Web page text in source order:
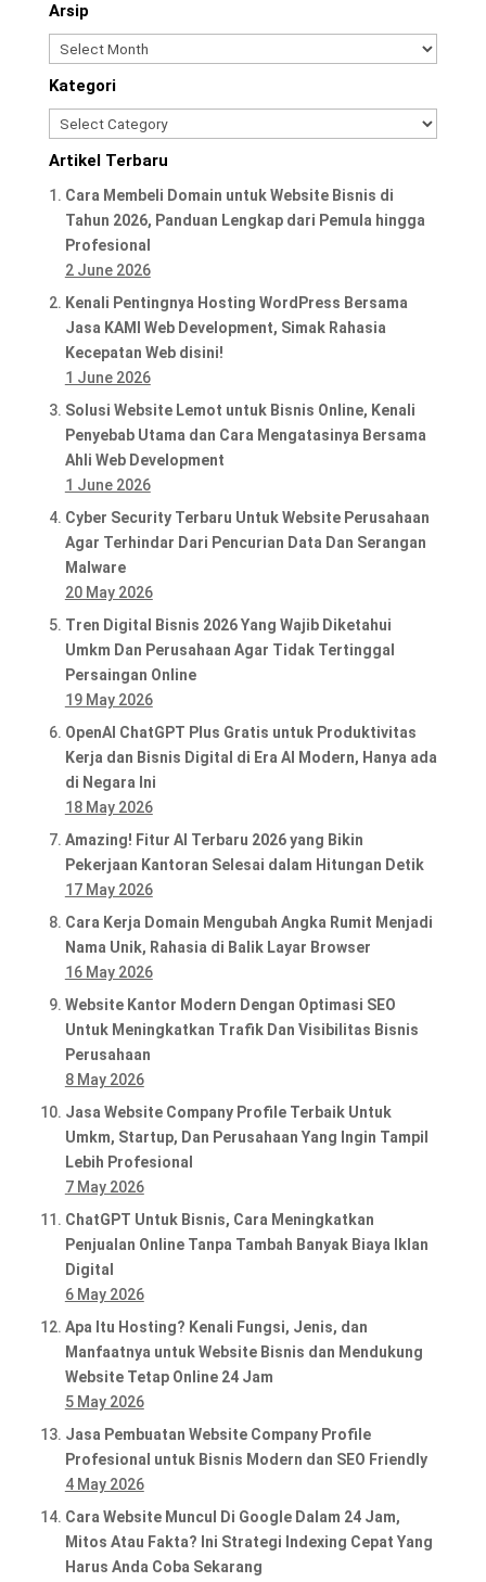
Arsip
Arsip
Kategori
Kategori
Artikel Terbaru
Cara Membeli Domain untuk Website Bisnis di
Tahun 2026, Panduan Lengkap dari Pemula hingga
Profesional
2 June 2026
Kenali Pentingnya Hosting WordPress Bersama
Jasa KAMI Web Development, Simak Rahasia
Kecepatan Web disini!
1 June 2026
Solusi Website Lemot untuk Bisnis Online, Kenali
Penyebab Utama dan Cara Mengatasinya Bersama
Ahli Web Development
1 June 2026
Cyber Security Terbaru Untuk Website Perusahaan
Agar Terhindar Dari Pencurian Data Dan Serangan
Malware
20 May 2026
Tren Digital Bisnis 2026 Yang Wajib Diketahui
Umkm Dan Perusahaan Agar Tidak Tertinggal
Persaingan Online
19 May 2026
OpenAI ChatGPT Plus Gratis untuk Produktivitas
Kerja dan Bisnis Digital di Era AI Modern, Hanya ada
di Negara Ini
18 May 2026
Amazing! Fitur AI Terbaru 2026 yang Bikin
Pekerjaan Kantoran Selesai dalam Hitungan Detik
17 May 2026
Cara Kerja Domain Mengubah Angka Rumit Menjadi
Nama Unik, Rahasia di Balik Layar Browser
16 May 2026
Website Kantor Modern Dengan Optimasi SEO
Untuk Meningkatkan Trafik Dan Visibilitas Bisnis
Perusahaan
8 May 2026
Jasa Website Company Profile Terbaik Untuk
Umkm, Startup, Dan Perusahaan Yang Ingin Tampil
Lebih Profesional
7 May 2026
ChatGPT Untuk Bisnis, Cara Meningkatkan
Penjualan Online Tanpa Tambah Banyak Biaya Iklan
Digital
6 May 2026
Apa Itu Hosting? Kenali Fungsi, Jenis, dan
Manfaatnya untuk Website Bisnis dan Mendukung
Website Tetap Online 24 Jam
5 May 2026
Jasa Pembuatan Website Company Profile
Profesional untuk Bisnis Modern dan SEO Friendly
4 May 2026
Cara Website Muncul Di Google Dalam 24 Jam,
Mitos Atau Fakta? Ini Strategi Indexing Cepat Yang
Harus Anda Coba Sekarang